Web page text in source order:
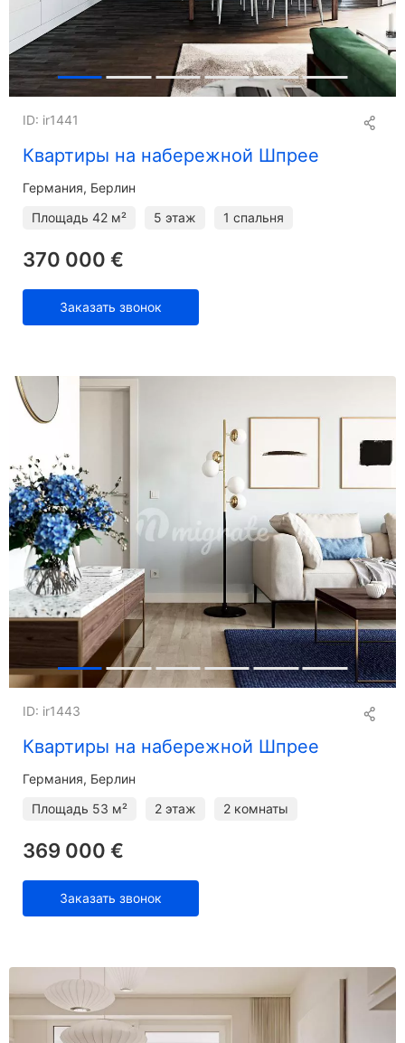
Квартиры на набережной Шпрее
ID: ir1441
Германия, Берлин
Площадь 42 м² 5 этаж 1 спальня
370 000 €
Заказать звонок
Квартиры на набережной Шпрее
ID: ir1443
Германия, Берлин
Площадь 53 м² 2 этаж 2 комнаты
369 000 €
Заказать звонок